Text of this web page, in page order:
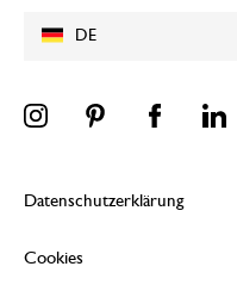
DE
Datenschutzerklärung
Cookies